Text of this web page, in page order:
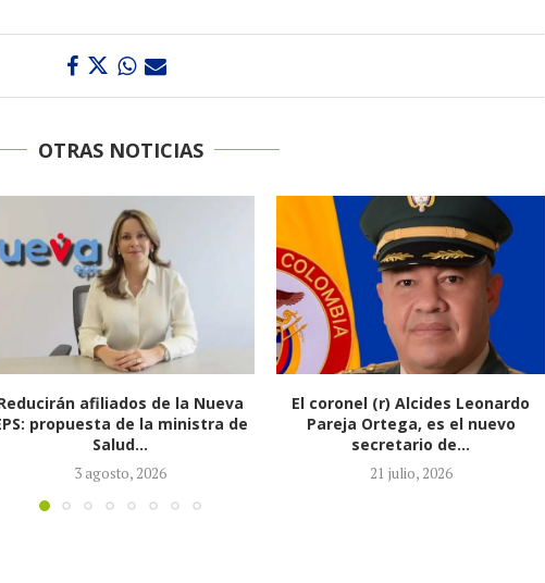
OTRAS NOTICIAS
El coronel (r) Alcides Leonardo
Pareja Ortega, es el nuevo
secretario de...
21 julio, 2026
Honorio Henríquez fue elegido
como nuevo presidente del
Senado
21 julio, 2026